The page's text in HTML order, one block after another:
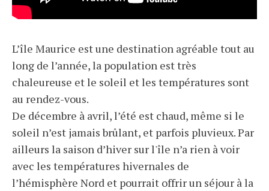
L’île Maurice est une destination agréable tout au
long de l’année, la population est très
chaleureuse et le soleil et les températures sont
au rendez-vous.
De décembre à avril, l’été est chaud, même si le
soleil n’est jamais brûlant, et parfois pluvieux. Par
ailleurs la saison d’hiver sur l'île n’a rien à voir
avec les températures hivernales de
l’hémisphère Nord et pourrait offrir un séjour à la